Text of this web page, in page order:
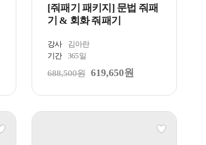
[줘패기 패키지] 문법 줘패
기 & 회화 줘패기
강사
김아란
기간
365일
688,500원 619,650원